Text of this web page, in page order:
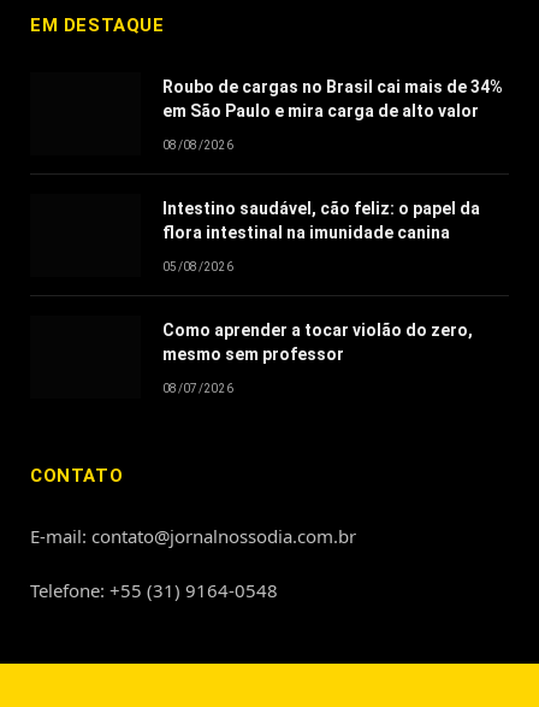
EM DESTAQUE
Roubo de cargas no Brasil cai mais de 34%
em São Paulo e mira carga de alto valor
08/08/2026
Intestino saudável, cão feliz: o papel da
flora intestinal na imunidade canina
05/08/2026
Como aprender a tocar violão do zero,
mesmo sem professor
08/07/2026
CONTATO
E-mail: contato@jornalnossodia.com.br
Telefone: +55 (31) 9164-0548